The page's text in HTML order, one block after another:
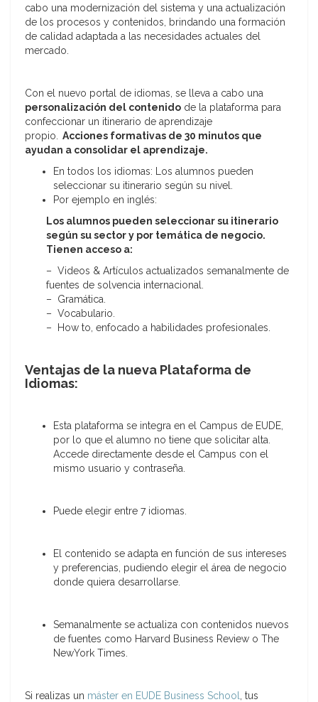
cabo una modernización del sistema y una actualización
de los procesos y contenidos, brindando una formación
de calidad adaptada a las necesidades actuales del
mercado.
Con el nuevo portal de idiomas, se lleva a cabo una
personalización del contenido de la plataforma para
confeccionar un itinerario de aprendizaje
propio.
Acciones formativas de 30 minutos que
ayudan a consolidar el aprendizaje.
En todos los idiomas: Los alumnos pueden
seleccionar su itinerario según su nivel.
Por ejemplo en inglés:
Los alumnos pueden seleccionar su itinerario
según su sector y por temática de negocio.
Tienen acceso a:
– Videos & Artículos actualizados semanalmente de
fuentes de solvencia internacional.
– Gramática.
– Vocabulario.
– How to, enfocado a habilidades profesionales.
Ventajas de la nueva Plataforma de
Idiomas:
Esta plataforma se integra en el Campus de EUDE,
por lo que el alumno no tiene que solicitar alta.
Accede directamente desde el Campus con el
mismo usuario y contraseña.
Puede elegir entre 7 idiomas.
El contenido se adapta en función de sus intereses
y preferencias, pudiendo elegir el área de negocio
donde quiera desarrollarse.
Semanalmente se actualiza con contenidos nuevos
de fuentes como Harvard Business Review o The
NewYork Times.
Si realizas un máster en EUDE Business School
, tus